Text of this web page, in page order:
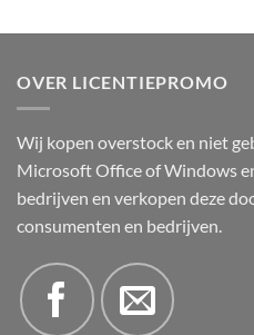
OVER LICENTIEPROMO
Wij kopen overstock en niet
Microsoft Office of Windows
bedrijven en verkopen deze
consumenten en bedrijven.